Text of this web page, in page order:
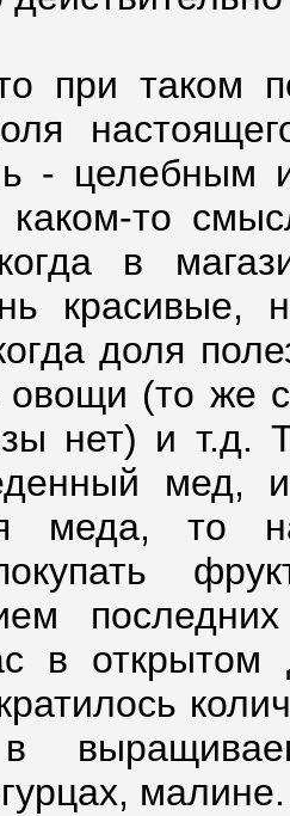
при таком
- целебным
каком-то
в
красивые,
доля
овощи (то же
нет) и т.д.
мед,
меда, то
покупать
в открытом
в
малине.